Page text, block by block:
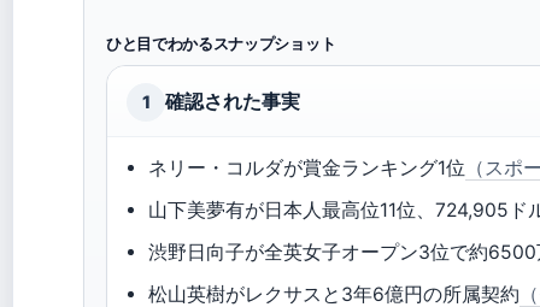
ひと目でわかるスナップショット
1 確認された事実
ネリー・コルダが賞金ランキング1位 （スポ
山下美夢有が日本人最高位11位、724,905ド
渋野日向子が全英女子オープン3位で約
松山英樹がレクサスと3年6億円の所属契約